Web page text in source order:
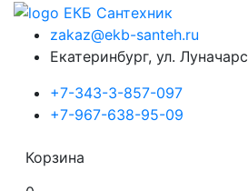
zakaz@ekb-santeh.ru
Екатеринбург, ул.
+7-343-3-857-097
+7-967-638-95-09
Корзина